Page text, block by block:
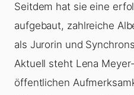
Seitdem hat sie eine
aufgebaut, zahlreiche
als Jurorin und
Aktuell steht Lena
öffentlichen